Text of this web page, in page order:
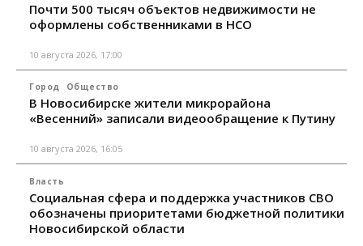
Почти 500 тысяч объектов недвижимости не
оформлены собственниками в НСО
10 августа 2026, 17:00
Город Общество
В Новосибирске жители микрорайона
«Весенний» записали видеообращение к Путину
10 августа 2026, 16:05
Власть
Социальная сфера и поддержка участников СВО
обозначены приоритетами бюджетной политики
Новосибирской области